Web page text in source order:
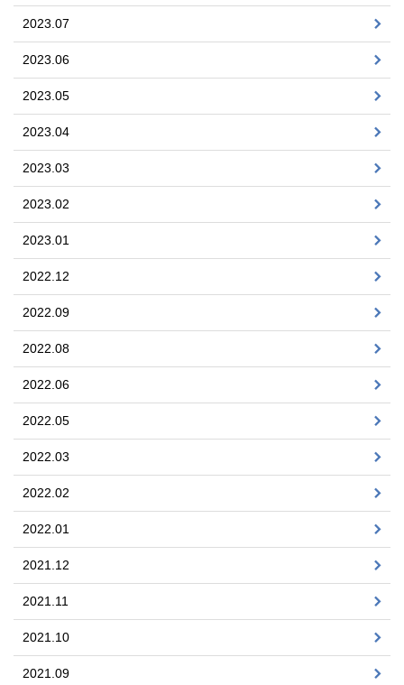
2023.07
2023.06
2023.05
2023.04
2023.03
2023.02
2023.01
2022.12
2022.09
2022.08
2022.06
2022.05
2022.03
2022.02
2022.01
2021.12
2021.11
2021.10
2021.09